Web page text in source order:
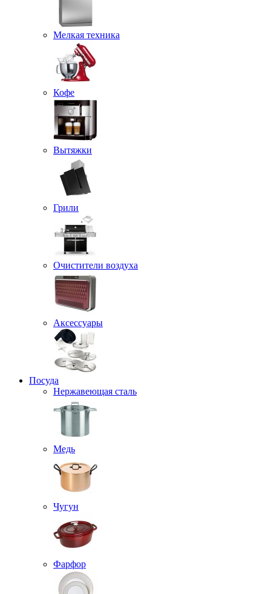
Мелкая техника
Кофе
Вытяжки
Грили
Очистители воздуха
Аксессуары
Посуда
Нержавеющая сталь
Медь
Чугун
Фарфор